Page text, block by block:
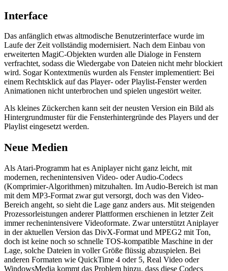
Interface
Das anfänglich etwas altmodische Benutzerinterface wurde im
Laufe der Zeit vollständig modernisiert. Nach dem Einbau von
erweiterten MagiC-Objekten wurden alle Dialoge in Fenstern
verfrachtet, sodass die Wiedergabe von Dateien nicht mehr blockiert
wird. Sogar Kontextmenüs wurden als Fenster implementiert: Bei
einem Rechtsklick auf das Player- oder Playlist-Fenster werden
Animationen nicht unterbrochen und spielen ungestört weiter.
Als kleines Zückerchen kann seit der neusten Version ein Bild als
Hintergrundmuster für die Fensterhintergründe des Players und der
Playlist eingesetzt werden.
Neue Medien
Als Atari-Programm hat es Aniplayer nicht ganz leicht, mit
modernen, rechenintensiven Video- oder Audio-Codecs
(Komprimier-Algorithmen) mitzuhalten. Im Audio-Bereich ist man
mit dem MP3-Format zwar gut versorgt, doch was den Video-
Bereich angeht, so sieht die Lage ganz anders aus. Mit steigenden
Prozessorleistungen anderer Plattformen erschienen in letzter Zeit
immer rechenintensivere Videoformate. Zwar unterstützt Aniplayer
in der aktuellen Version das DivX-Format und MPEG2 mit Ton,
doch ist keine noch so schnelle TOS-kompatible Maschine in der
Lage, solche Dateien in voller Größe flüssig abzuspielen. Bei
anderen Formaten wie QuickTime 4 oder 5, Real Video oder
WindowsMedia kommt das Problem hinzu, dass diese Codecs